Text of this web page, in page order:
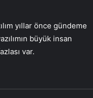
yıllar önce gündeme
büyük insan
var.